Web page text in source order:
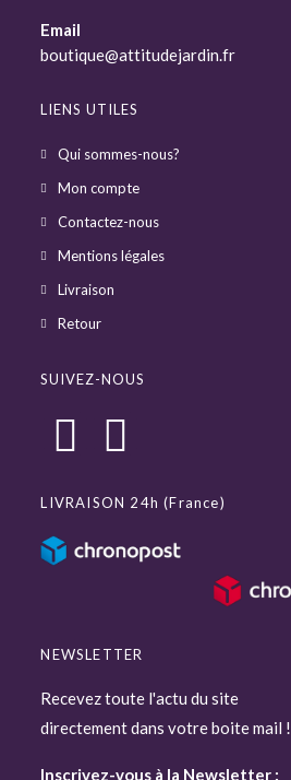
Email
boutique@attitudejardin.fr
LIENS UTILES
Qui sommes-nous?
Mon compte
Contactez-nous
Mentions légales
Livraison
Retour
SUIVEZ-NOUS
LIVRAISON 24h (France)
NEWSLETTER
Recevez toute l'actu du site
directement dans votre boite mail !
Inscrivez-vous à la Newsletter :